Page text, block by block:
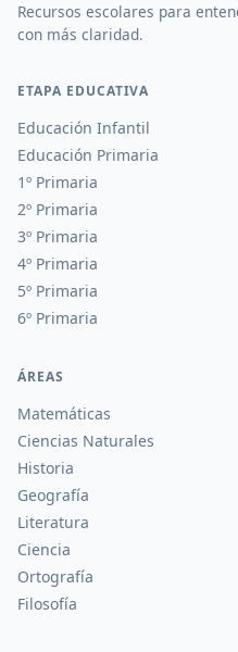
Recursos escolares para
con más claridad.
ETAPA EDUCATIVA
Educación Infantil
Educación Primaria
1º Primaria
2º Primaria
3º Primaria
4º Primaria
5º Primaria
6º Primaria
ÁREAS
Matemáticas
Ciencias Naturales
Historia
Geografía
Literatura
Ciencia
Ortografía
Filosofía